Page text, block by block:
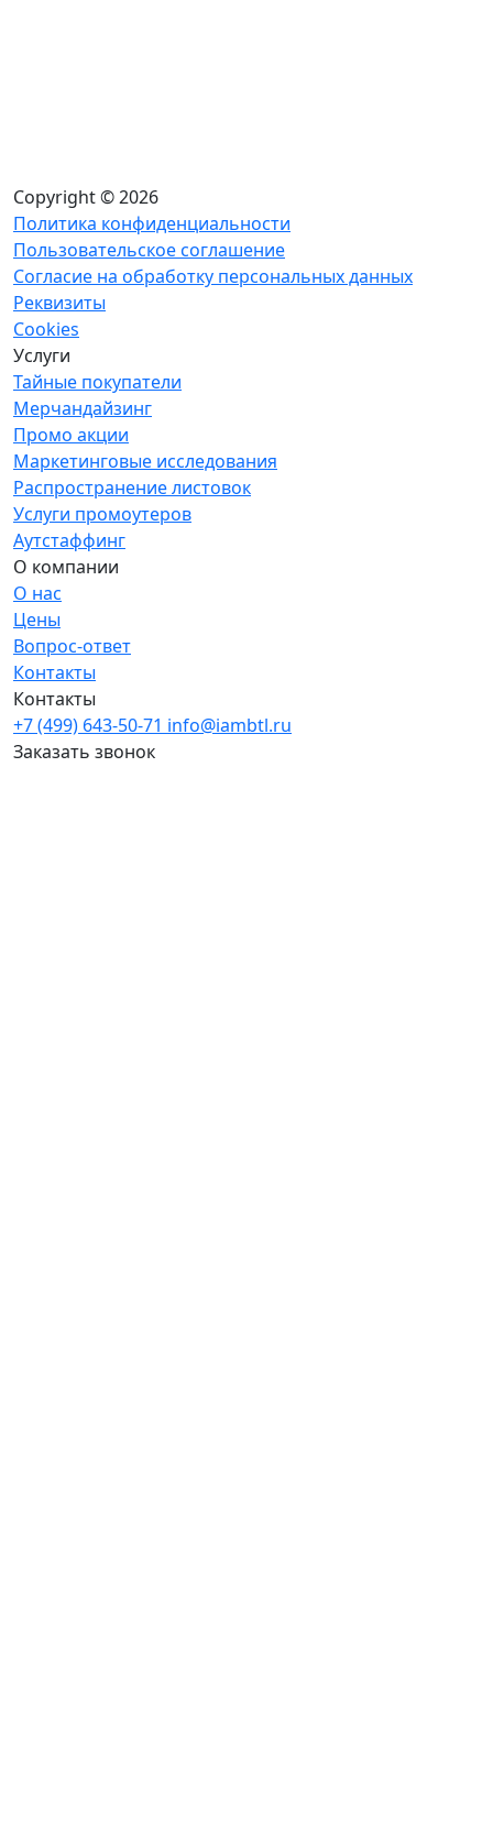
Copyright © 2026
Политика конфиденциальности
Пользовательское соглашение
Согласие на обработку персональных данных
Реквизиты
Cookies
Услуги
Тайные покупатели
Мерчандайзинг
Промо акции
Маркетинговые исследования
Распространение листовок
Услуги промоутеров
Аутстаффинг
О компании
О нас
Цены
Вопрос-ответ
Контакты
Контакты
+7 (499) 643-50-71 info@iambtl.ru
Заказать звонок